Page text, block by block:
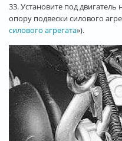
33. Установите под
опору подвески силового
силового агрегата»).